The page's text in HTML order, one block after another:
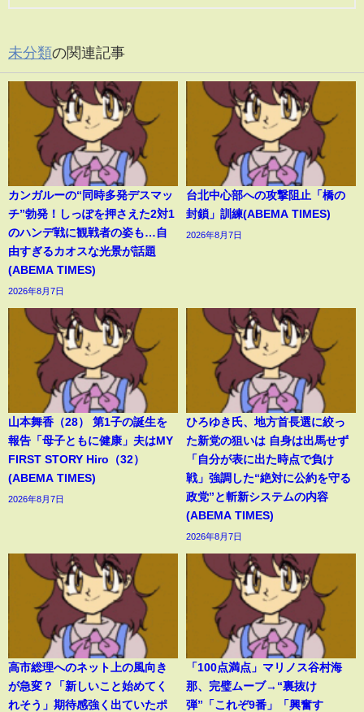
未分類の関連記事
カンガルーの“同時多発デスマッ
チ”勃発！しっぽを押さえた2対1
のハンデ戦に観戦者の姿も…自
由すぎるカオスな光景が話題
(ABEMA TIMES)
2026年8月7日
台北中心部への攻撃阻止「橋の
封鎖」訓練(ABEMA TIMES)
2026年8月7日
山本舞香（28） 第1子の誕生を
報告「母子ともに健康」夫はMY
FIRST STORY Hiro（32）
(ABEMA TIMES)
2026年8月7日
ひろゆき氏、地方首長選に絞っ
た新党の狙いは 自身は出馬せず
「自分が表に出た時点で負け
戦」強調した“絶対に公約を守る
政党”と斬新システムの内容
(ABEMA TIMES)
2026年8月7日
高市総理へのネット上の風向き
が急変？「新しいこと始めてく
れそう」期待感強く出ていたポ
「100点満点」マリノス谷村海
那、完璧ムーブ→“裏抜け
弾”「これぞ9番」「興奮す